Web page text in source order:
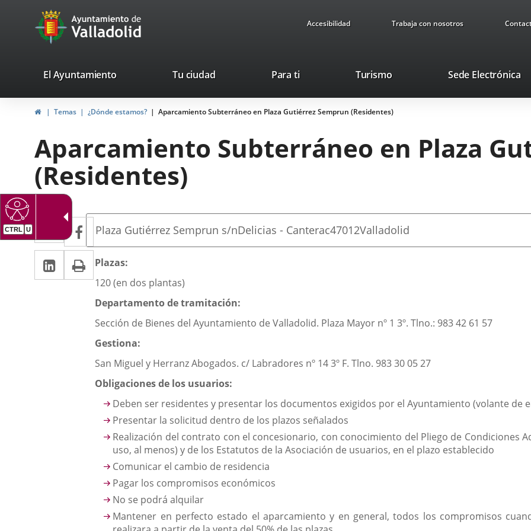
Portal
Web
Ayuntamiento
de
Accesibilidad Trabaja con nosotros
valladolid.es
El Ayuntamiento Tu ciudad Para ti TurismoEste
se
abrirá
ventana
Sede Electrónica
InicioTemas ¿Dónde estamos? Aparcamiento Subterráneo en Plaza Gutiérrez Semprun (Residentes)
Aparcamiento Subterráneo en Plaza
(Residentes)
Twitter
Enlace
a
una
aplicación
externa.
Facebook
Enlace
a
una
aplicación
externa.
LinkedIn
Enlace
a
aplicación
externa.
Imprimir
Dirección
Dirección
postal
Plaza Gutiérrez Semprun s/nDelicias - Canterac47012Valladolid
Descripción
Plazas:
120 (en dos plantas)
Departamento de tramitación:
Sección de Bienes del Ayuntamiento de Valladolid. Plaza Mayor nº 1 3º. Tlno.: 983 42 61 57
Gestiona:
San Miguel y Herranz Abogados. c/ Labradores nº 14 3º F. Tlno. 983 30 05 27
Obligaciones de los usuarios:
Deben ser residentes y presentar los documentos exigidos por el Ayuntamiento (volante de
Presentar la solicitud dentro de los plazos señalados
Realización del contrato con el concesionario, con conocimiento del Pliego de Condiciones
uso, al menos) y de los Estatutos de la Asociación de usuarios, en el plazo establecido
Comunicar el cambio de residencia
Pagar los compromisos económicos
No se podrá alquilar
Mantener en perfecto estado el aparcamiento y en general, todos los compromisos